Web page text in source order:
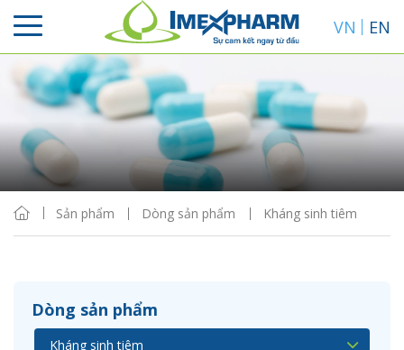
VN EN
Sản phẩm Dòng sản phẩm Kháng sinh tiêm
Dòng sản phẩm
Sắp xếp
Hiển thị